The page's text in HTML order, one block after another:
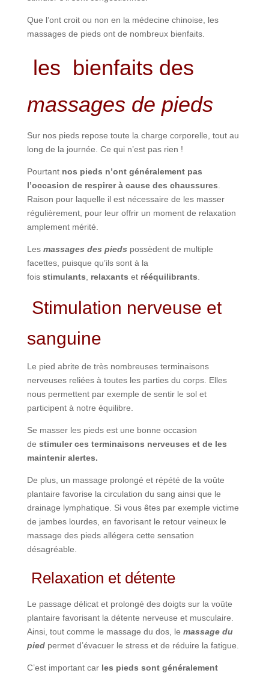
Que l’ont croit ou non en la médecine chinoise, les
massages de pieds ont de nombreux bienfaits.
les bienfaits des
massages de pieds
Sur nos pieds repose toute la charge corporelle, tout au
long de la journée. Ce qui n’est pas rien !
Pourtant nos pieds n’ont généralement pas
l’occasion de respirer à cause des chaussures
Raison pour laquelle il est nécessaire de les masser
régulièrement, pour leur offrir un moment de relaxation
amplement mérité.
Les massages des pieds possèdent de multiple
facettes, puisque qu’ils sont à la
fois stimulants relaxants et rééquilibrants
Stimulation nerveuse et
sanguine
Le pied abrite de très nombreuses terminaisons
nerveuses reliées à toutes les parties du corps. Elles
nous permettent par exemple de sentir le sol et
participent à notre équilibre.
Se masser les pieds est une bonne occasion
de stimuler ces terminaisons nerveuses et de les
maintenir alertes.
De plus, un massage prolongé et répété de la voûte
plantaire favorise la circulation du sang ainsi que le
drainage lymphatique. Si vous êtes par exemple victime
de jambes lourdes, en favorisant le retour veineux le
massage des pieds allégera cette sensation
désagréable.
Relaxation et détente
Le passage délicat et prolongé des doigts sur la voûte
plantaire favorisant la détente nerveuse et musculaire.
Ainsi, tout comme le massage du dos, le massage du
piedpermet d’évacuer le stress et de réduire la fatigue.
C’est important carles pieds sont généralement